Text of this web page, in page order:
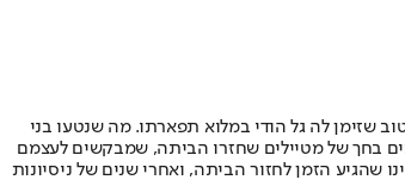
לה גל הודי במלוא תפארתו. מה שנטעו בני
בחך של מטיילים שחזרו הביתה, שמבקשים לעצמם
הזמן לחזור הביתה, ואחרי שנים של ניסיונות